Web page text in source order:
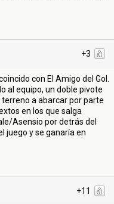
+3
con El Amigo del Gol.
al equipo, un doble pivote
a abarcar por parte
en los que salga
Asensio por detrás del
juego y se ganaría en
+11